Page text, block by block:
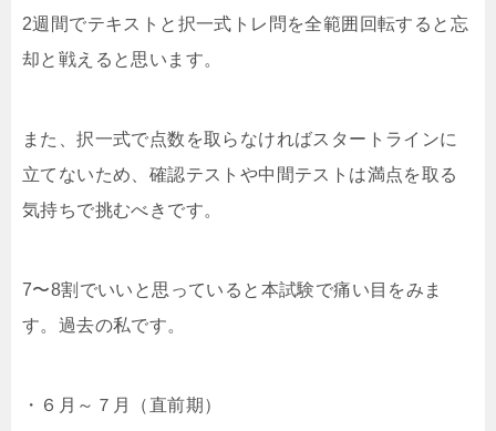
2週間でテキストと択一式トレ問を全範囲回転すると忘
却と戦えると思います。
また、択一式で点数を取らなければスタートラインに
立てないため、確認テストや中間テストは満点を取る
気持ちで挑むべきです。
7〜8割でいいと思っていると本試験で痛い目をみま
す。過去の私です。
・６月～７月（直前期）